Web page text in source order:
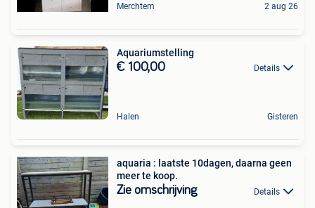
Merchtem 2 aug 26
Aquariumstelling
€ 100,00 Details
Halen Gisteren
aquaria : laatste 10dagen, daarna geen
meer te koop.
Zie omschrijving Details